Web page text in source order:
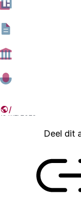
Bovendien bieden
strategische
Instituut vandaag
19 MEI 2026
Deel dit